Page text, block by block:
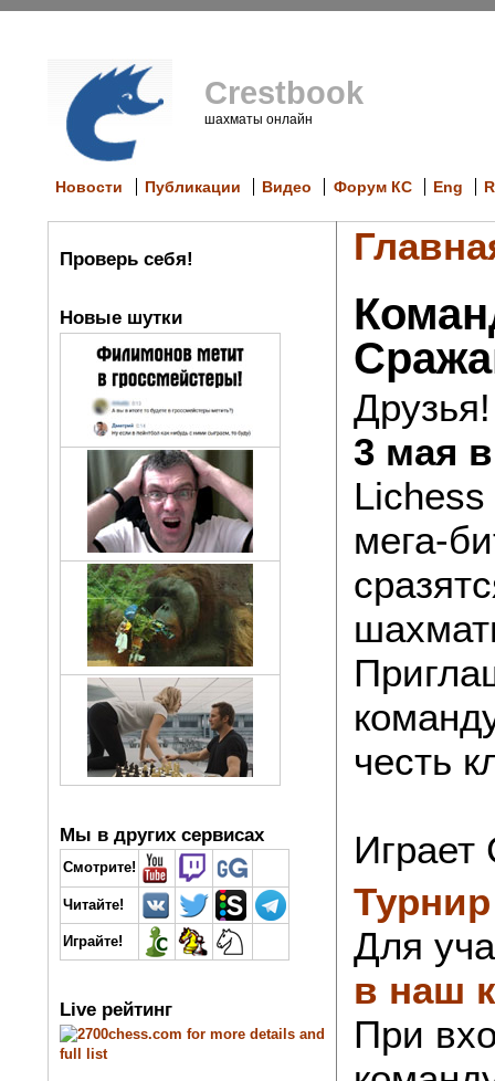
Crestbook
шахматы онлайн
Новости Публикации Видео Форум КС Eng
Проверь себя!
Новые шутки
Мы в других сервисах
Смотрите!
Читайте!
Играйте!
Live рейтинг
Друзья!
3 мая
Lichess
мега-
честь
Для
в наш
При